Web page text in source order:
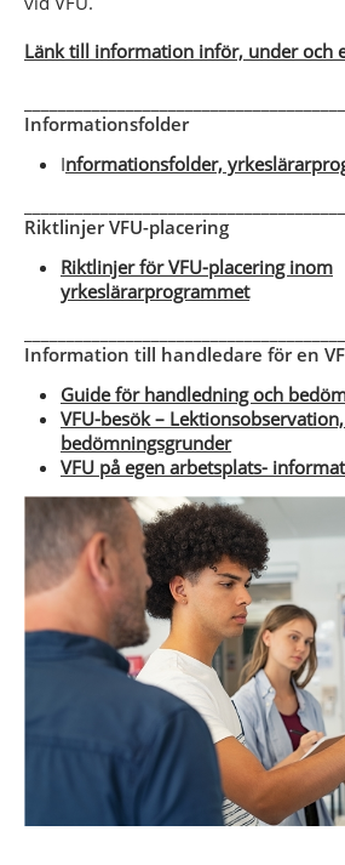
Länk till information inför, under och
Informationsfolder
Informationsfolder,
Riktlinjer VFU-placering
Riktlinjer för VFU-placering inom
yrkeslärarprogrammet
Information till handledare för en
Guide för handledning och
VFU-besök –
bedömningsgrunder
VFU på egen arbetsplats-